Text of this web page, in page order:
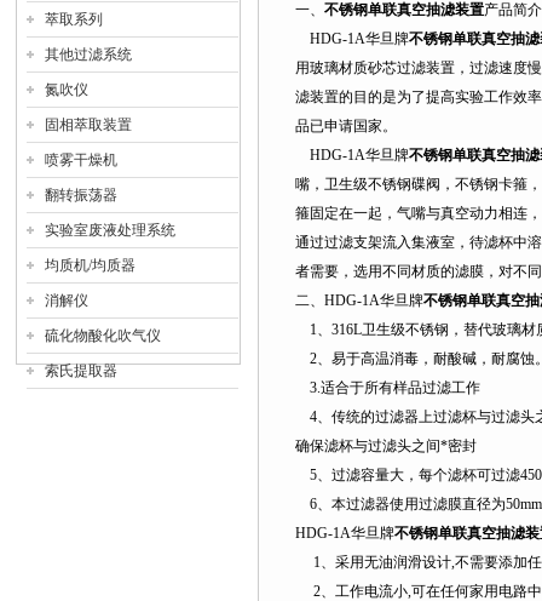
萃取系列
其他过滤系统
氮吹仪
固相萃取装置
喷雾干燥机
翻转振荡器
实验室废液处理系统
均质机/均质器
消解仪
硫化物酸化吹气仪
索氏提取器
一、 不锈钢单联真空抽滤装置产品简
HDG-1A华旦牌不锈钢单联真空抽
用玻璃材质砂芯过滤装置，过滤速度
滤装置的目的是为了提高实验工作效
品已申请国家。
HDG-1A华旦牌不锈钢单联真空抽
嘴，卫生级不锈钢碟阀，不锈钢卡箍
箍固定在一起，气嘴与真空动力相连
通过过滤支架流入集液室，待滤杯中
者需要，选用不同材质的滤膜，对不
二、HDG-1A华旦牌不锈钢单联真空
1、316L卫生级不锈钢，替代玻璃
2、易于高温消毒，耐酸碱，耐腐蚀
3.适合于所有样品过滤工作
4、传统的过滤器上过滤杯与过滤头
确保滤杯与过滤头之间*密封
5、过滤容量大，每个滤杯可过滤
6、本过滤器使用过滤膜直径为
HDG-1A华旦牌不锈钢单联真空抽滤
1、采用无油润滑设计,不需要添加
2、工作电流小,可在任何家用电路